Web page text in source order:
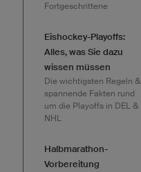
Fortgeschrittene
Eishockey-Playoffs:
Alles, was Sie dazu
wissen müssen
Die wichtigsten Regeln &
spannende Fakten rund
um die Playoffs in DEL &
NHL
Halbmarathon-
Vorbereitung